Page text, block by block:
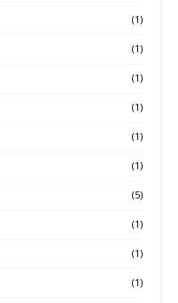
(1)
(1)
(1)
(1)
(1)
(1)
(5)
(1)
(1)
(1)